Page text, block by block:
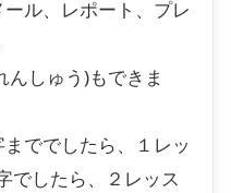
ル、レポート、プレ
しゅう)もできま
ででしたら、１レッ
でしたら、２レッス